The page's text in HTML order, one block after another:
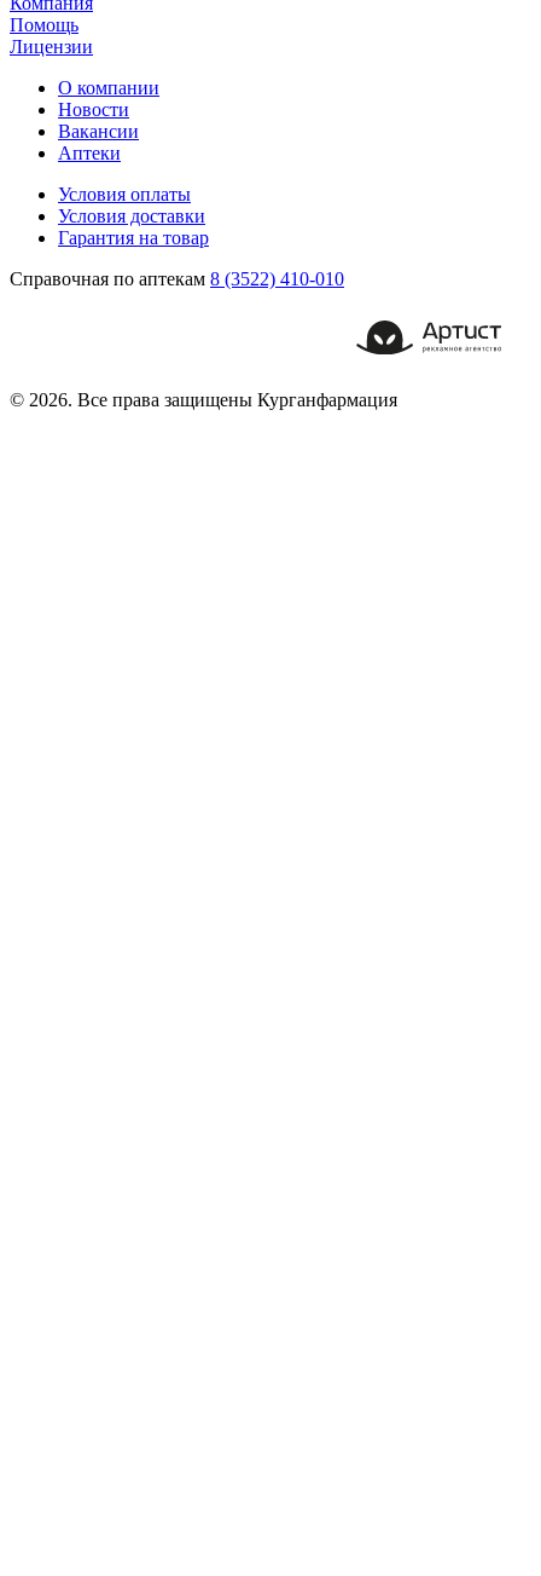
Помощь
Лицензии
О компании
Новости
Вакансии
Аптеки
Условия оплаты
Условия доставки
Гарантия на товар
Справочная по аптекам 8 (3522) 410-010
© 2026. Все права защищены Курганфармация